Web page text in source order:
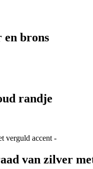
brons
randje
van zilver